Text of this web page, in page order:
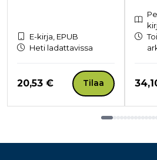
E-kirja, EPUB
Heti ladattavissa
Hinta nyt
20,53 € Tilaa